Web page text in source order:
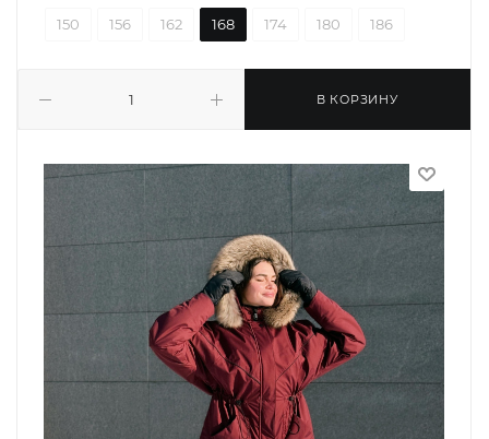
В КОРЗИНУ
150 156 162 168 174 180 186